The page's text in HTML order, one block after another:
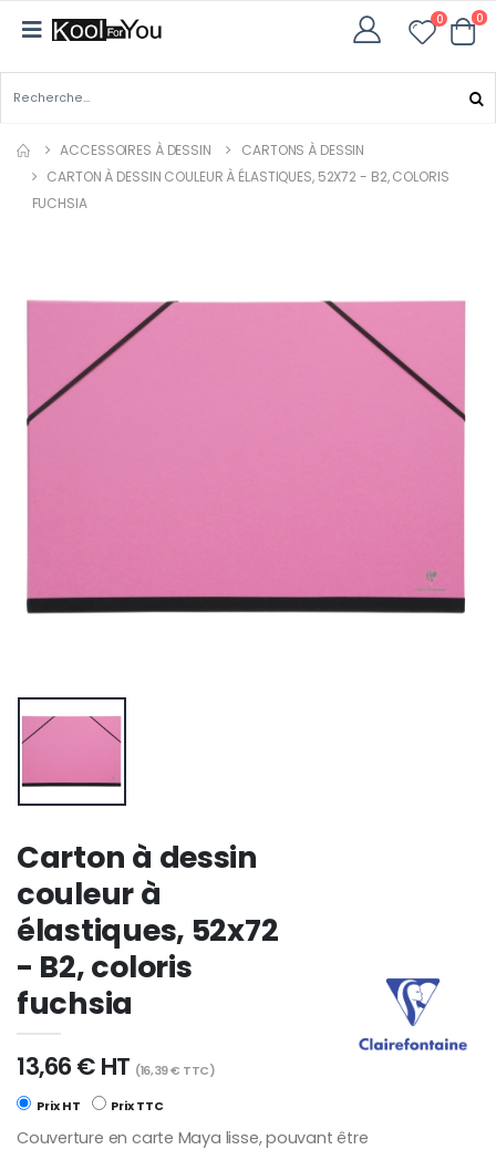
0 0
ACCESSOIRES À DESSIN
CARTONS À DESSIN
CARTON À DESSIN COULEUR À ÉLASTIQUES, 52X72 - B2, COLORIS
FUCHSIA
Carton à dessin
couleur à
élastiques, 52x72
- B2, coloris
fuchsia
13,66 € HT (16,39 € TTC)
Prix HT Prix TTC
Couverture en carte Maya lisse, pouvant être